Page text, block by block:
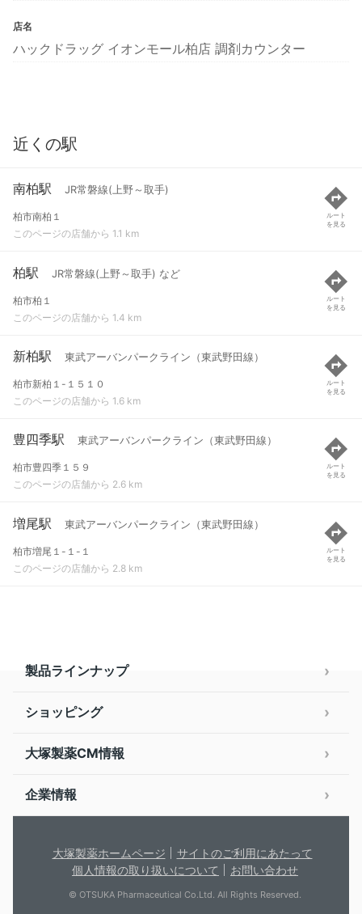
店名
ハックドラッグ イオンモール柏店 調剤カウンター
近くの駅
南柏駅 JR常磐線(上野～取手)
柏市南柏１
このページの店舗から 1.1 km
ルート
を見る
柏駅 JR常磐線(上野～取手) など
柏市柏１
このページの店舗から 1.4 km
ルート
を見る
新柏駅 東武アーバンパークライン（東武野田線）
柏市新柏１-１５１０
このページの店舗から 1.6 km
ルート
を見る
豊四季駅 東武アーバンパークライン（東武野田線）
柏市豊四季１５９
このページの店舗から 2.6 km
ルート
を見る
増尾駅 東武アーバンパークライン（東武野田線）
柏市増尾１-１-１
このページの店舗から 2.8 km
ルート
を見る
製品ラインナップ
ショッピング
大塚製薬CM情報
企業情報
大塚製薬ホームページ
サイトのご利用にあたって
個人情報の取り扱いについて
お問い合わせ
© OTSUKA Pharmaceutical Co.Ltd. All Rights Reserved.